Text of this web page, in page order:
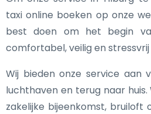
taxi online boeken op onze
best doen om het begin
comfortabel, veilig en
Wij bieden onze service aan
luchthaven en terug naar
zakelijke bijeenkomst, bruiloft